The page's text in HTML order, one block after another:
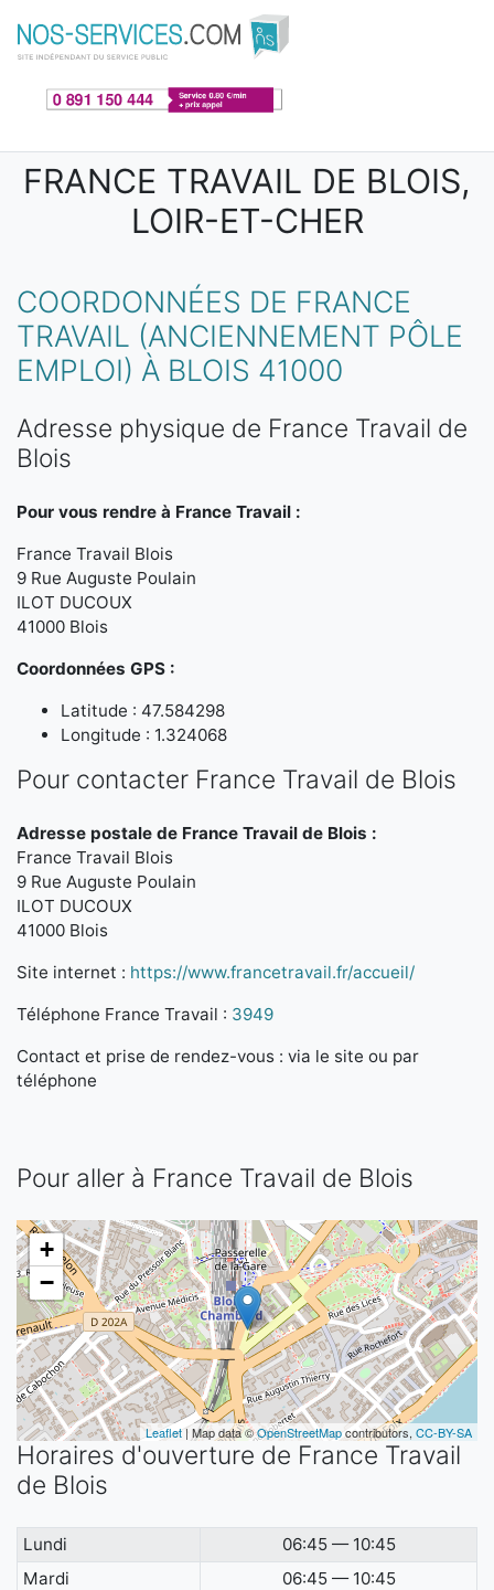
Aller au contenu principal
FRANCE TRAVAIL DE BLOIS,
LOIR-ET-CHER
COORDONNÉES DE FRANCE
TRAVAIL (ANCIENNEMENT PÔLE
EMPLOI) À BLOIS 41000
Adresse physique de France Travail de
Blois
Pour vous rendre à France Travail :
France Travail Blois
9 Rue Auguste Poulain
ILOT DUCOUX
41000 Blois
Coordonnées GPS :
Latitude : 47.584298
Longitude : 1.324068
Pour contacter France Travail de Blois
Adresse postale de France Travail de Blois :
France Travail Blois
9 Rue Auguste Poulain
ILOT DUCOUX
41000 Blois
Site internet : https://www.francetravail.fr/accueil/
Téléphone France Travail : 3949
Contact et prise de rendez-vous : via le site ou par
téléphone
Pour aller à France Travail de Blois
+
−
Leaflet| Map data ©OpenStreetMapcontributors, CC-BY-SA
Horaires d'ouverture de France Travail
de Blois
Lundi
06:45 — 10:45
Mardi
06:45 — 10:45